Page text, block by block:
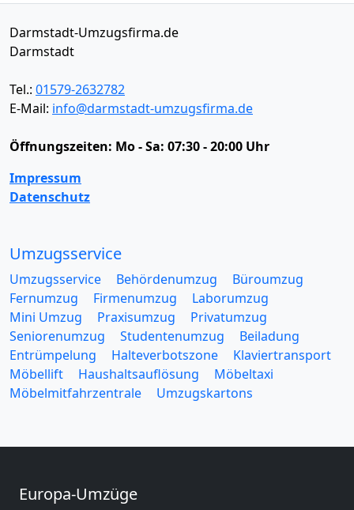
Darmstadt-Umzugsfirma.de
Darmstadt
Tel.: 01579-2632782
E-Mail: info@darmstadt-umzugsfirma.de
Öffnungszeiten: Mo - Sa: 07:30 - 20:00 Uhr
Impressum
Datenschutz
Umzugsservice
Umzugsservice Behördenumzug
Büroumzug
Fernumzug
Firmenumzug
Laborumzug
Mini Umzug
Praxisumzug
Privatumzug
Seniorenumzug
Studentenumzug
Beiladung
Entrümpelung
Halteverbotszone
Klaviertransport
Möbellift
Haushaltsauflösung
Möbeltaxi
Möbelmitfahrzentrale
Umzugskartons
Europa-Umzüge